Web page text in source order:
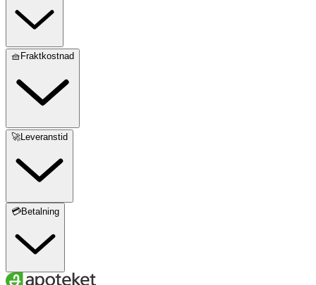
🧺Fraktkostnad
🚀Leveranstid
💳Betalning